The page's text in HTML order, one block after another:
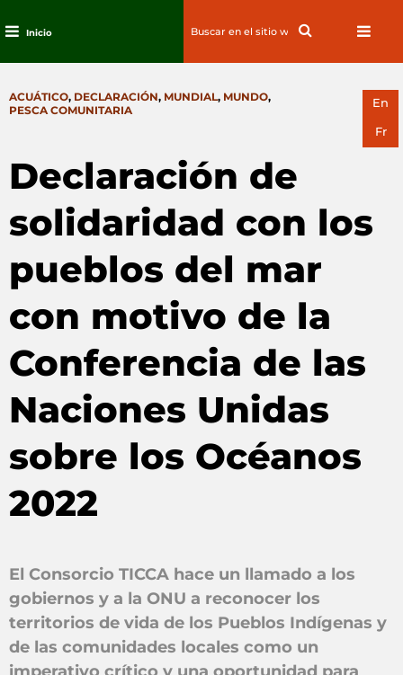
contenido
Inicio
Search
En
Fr
CATEGORIES
ACUÁTICO, DECLARACIÓN, MUNDIAL, MUNDO,
PESCA COMUNITARIA
Declaración de
solidaridad con los
pueblos del mar
con motivo de la
Conferencia de las
Naciones Unidas
sobre los Océanos
2022
El Consorcio TICCA hace un llamado a los
gobiernos y a la ONU a reconocer los
territorios de vida de los Pueblos Indígenas y
de las comunidades locales como un